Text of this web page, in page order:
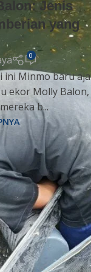
Jenis
yang
0
ini Minmo baru aja
ekor Molly Balon,
b...